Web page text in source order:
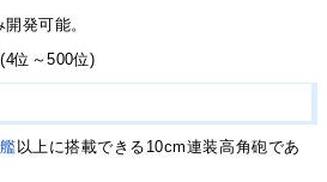
発可能。
(4位～500位)
以上に搭載できる10cm連装高角砲であ